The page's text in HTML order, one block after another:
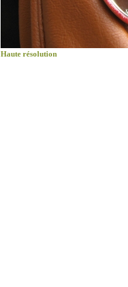
Haute résolution